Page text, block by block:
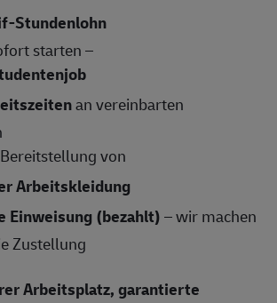
Stundenlohn
starten –
an vereinbarten
Bereitstellung von
Arbeitskleidung
Einweisung (bezahlt)– wir machen
Zustellung
Arbeitsplatz, garantierte